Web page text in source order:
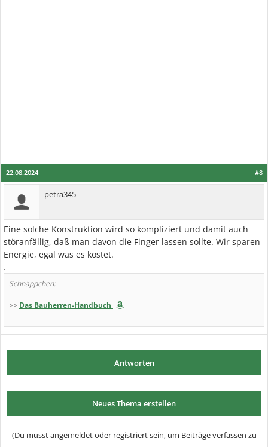
#8
22.08.2024
petra345
Eine solche Konstruktion wird so kompliziert und damit auch
störanfällig, daß man davon die Finger lassen sollte. Wir sparen
Energie, egal was es kostet.
.
Schnäppchen:
>> Das Bauherren-Handbuch
Antworten
Neues Thema erstellen
(Du musst angemeldet oder registriert sein, um Beiträge verfassen zu